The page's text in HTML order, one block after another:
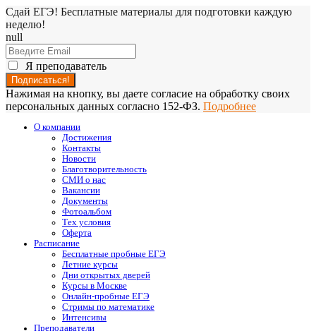
Сдай ЕГЭ! Бесплатные материалы для подготовки каждую
неделю!
null
Я преподаватель
Нажимая на кнопку, вы даете согласие на обработку своих
персональных данных согласно 152-ФЗ. Подробнее
О компании
Достижения
Контакты
Новости
Благотворительность
СМИ о нас
Вакансии
Документы
Фотоальбом
Тех условия
Оферта
Расписание
Бесплатные пробные ЕГЭ
Летние курсы
Дни открытых дверей
Курсы в Москве
Онлайн-пробные ЕГЭ
Стримы по математике
Интенсивы
Преподаватели